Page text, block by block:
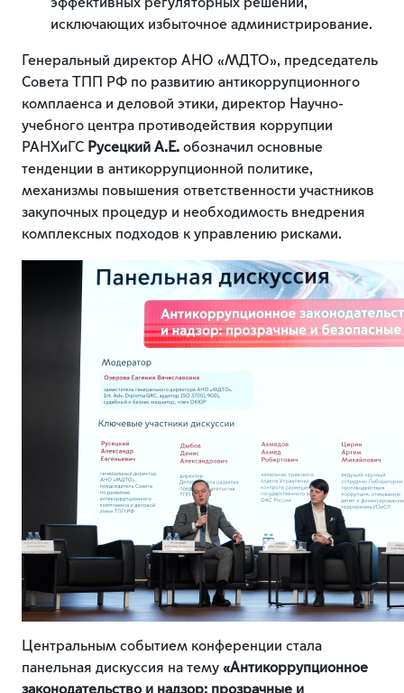
эффективных регуляторных решений,
исключающих избыточное администрирование.
Генеральный директор АНО «МДТО», председатель
Совета ТПП РФ по развитию антикоррупционного
комплаенса и деловой этики, директор Научно-
учебного центра противодействия коррупции
РАНХиГС Русецкий А.Е. обозначил основные
тенденции в антикоррупционной политике,
механизмы повышения ответственности участников
закупочных процедур и необходимость внедрения
комплексных подходов к управлению рисками.
Центральным событием конференции стала
панельная дискуссия на тему «Антикоррупционное